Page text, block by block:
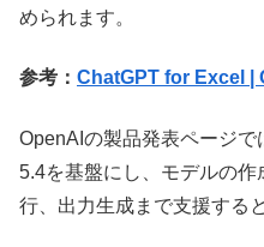
められます。
参考： ChatGPT for Excel |
OpenAIの製品発表ページ
5.4を基盤にし、モデルの
行、出力生成まで支援する